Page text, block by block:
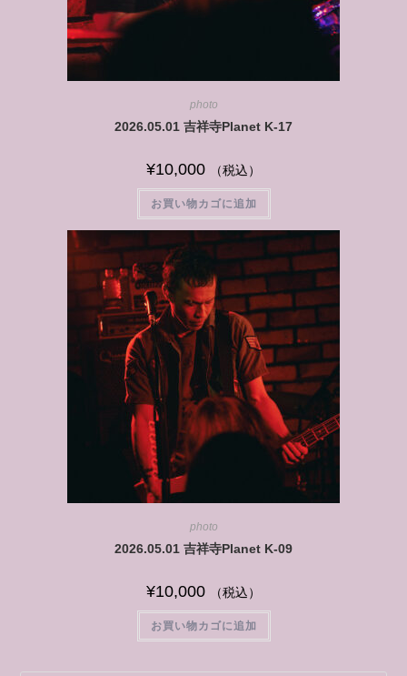
photo
2026.05.01 吉祥寺Planet K-17
¥10,000 （税込）
お買い物カゴに追加
photo
2026.05.01 吉祥寺Planet K-09
¥10,000 （税込）
お買い物カゴに追加